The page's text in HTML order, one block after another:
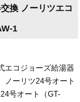
換 ノーリツエコ
1
エコジョーズ給湯器
ノーリツ24号オート
号オート（GT-